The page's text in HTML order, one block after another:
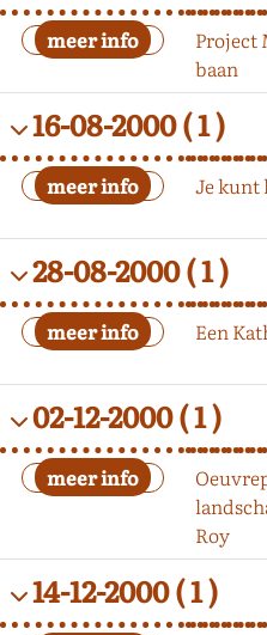
Project
baan
16-08-2000( 1 )
Je kunt
28-08-2000( 1 )
Een
02-12-2000( 1 )
Roy
14-12-2000( 1 )